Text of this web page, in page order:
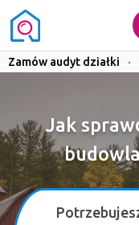
Zamów audyt działki ·
Jak